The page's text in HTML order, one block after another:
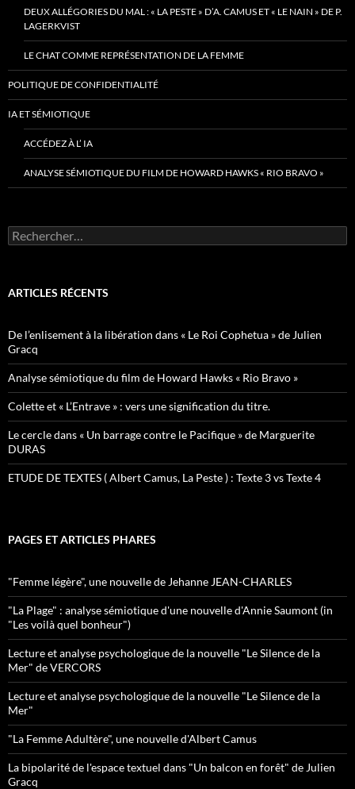
DEUX ALLÉGORIES DU MAL : « LA PESTE » D’A. CAMUS ET « LE NAIN » DE P.
LAGERKVIST
LE CHAT COMME REPRÉSENTATION DE LA FEMME
POLITIQUE DE CONFIDENTIALITÉ
IA ET SÉMIOTIQUE
ACCÉDEZ À L’ IA
ANALYSE SÉMIOTIQUE DU FILM DE HOWARD HAWKS « RIO BRAVO »
Rechercher :
ARTICLES RÉCENTS
De l’enlisement à la libération dans « Le Roi Cophetua » de Julien
Gracq
Analyse sémiotique du film de Howard Hawks « Rio Bravo »
Colette et « L’Entrave » : vers une signification du titre.
Le cercle dans « Un barrage contre le Pacifique » de Marguerite
DURAS
ETUDE DE TEXTES ( Albert Camus, La Peste ) : Texte 3 vs Texte 4
PAGES ET ARTICLES PHARES
"Femme légère", une nouvelle de Jehanne JEAN-CHARLES
"La Plage" : analyse sémiotique d'une nouvelle d'Annie Saumont (in
"Les voilà quel bonheur")
Lecture et analyse psychologique de la nouvelle "Le Silence de la
Mer" de VERCORS
Lecture et analyse psychologique de la nouvelle "Le Silence de la
Mer"
"La Femme Adultère", une nouvelle d'Albert Camus
La bipolarité de l'espace textuel dans "Un balcon en forêt" de Julien
Gracq